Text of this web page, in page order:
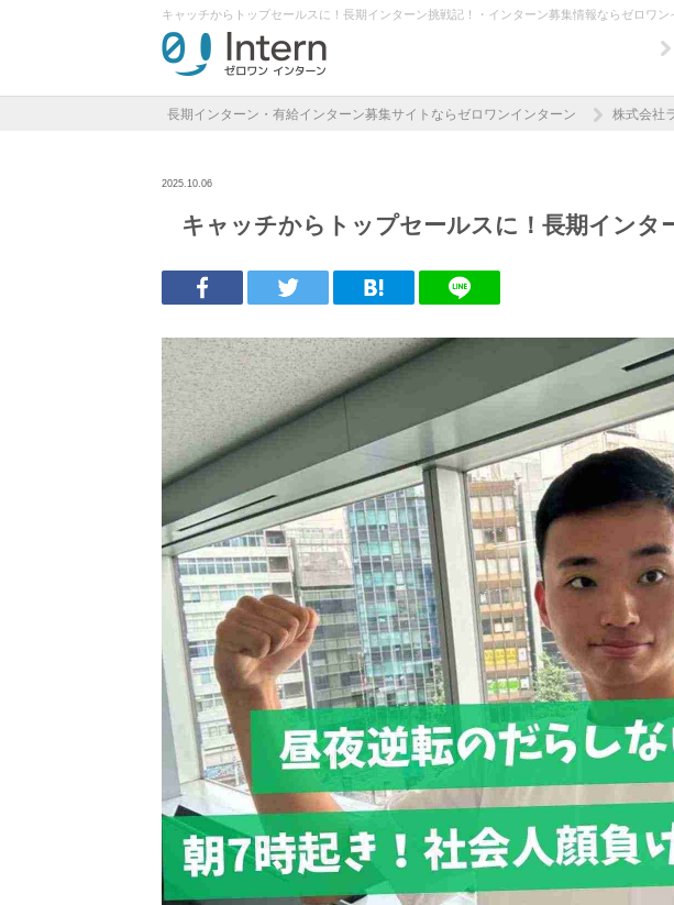
キャッチからトップセールスに！長期インターン挑戦記！・インターン募集情報ならゼロワン
長期インターン・有給インターン募集サイトならゼロワンインターン 株式会社
2025.10.06
キャッチからトップセールスに！長期インタ